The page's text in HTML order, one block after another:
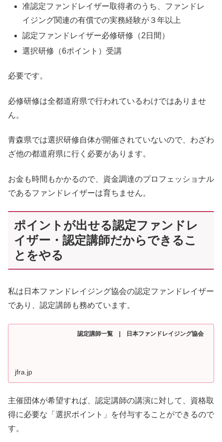
准認定ファンドレイザー取得者のうち、ファンドレ
イジング関連の有償での実務経験が３年以上
認定ファンドレイザー必修研修（2日間）
選択研修（6ポイント）受講
必要です。
必修研修は全都道府県で行われているわけではありませ
ん。
青森県では選択研修自体が開催されていないので、わざわ
ざ他の都道府県に行く必要があります。
お金も時間もかかるので、資金調達のプロフェッショナル
であるファンドレイザーは育ちません。
ポイントが出せる認定ファンドレ
イザー・認定講師だからできるこ
とをやる
私は日本ファンドレイジング協会の認定ファンドレイザー
であり、認定講師も務めています。
認定講師一覧 | 日本ファンドレイジング協会
jfra.jp
主催団体が希望すれば、認定講師の講演に対して、資格取
得に必要な「選択ポイント」を付与することができるので
す。